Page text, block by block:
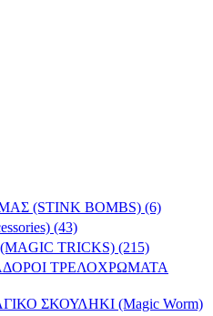
(STINK BOMBS) (6)
(43)
TRICKS) (215)
ΤΡΕΛΟΧΡΩΜΑΤΑ
ΣΚΟΥΛΗΚΙ (Magic Worm)